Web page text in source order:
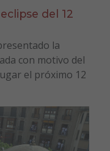
del 12
la
con motivo del
el próximo 12